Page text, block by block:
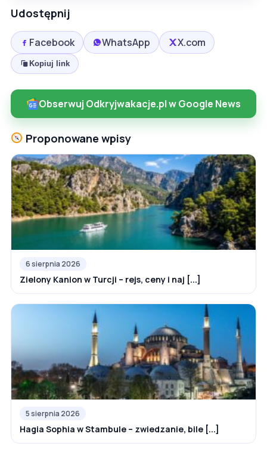
Udostępnij
Facebook WhatsApp X.com
Kopiuj link
Obserwuj Odkryjwakacje.pl w Google News
Proponowane wpisy
6 sierpnia 2026
Zielony Kanion w Turcji – rejs, ceny i naj [...]
5 sierpnia 2026
Hagia Sophia w Stambule – zwiedzanie, bile [...]